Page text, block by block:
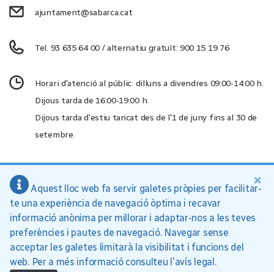
ajuntament@sabarca.cat
Tel. 93 635 64 00 / alternatiu gratuït: 900 15 19 76
Horari d'atenció al públic: dilluns a divendres 09:00-14:00 h.
Dijous tarda de 16:00-19:00 h.
Dijous tarda d'estiu tancat des de l'1 de juny fins al 30 de
setembre.
Ajuntament de Sant Andreu de la Barca, 2026
Política de privacitat
Aquest lloc web fa servir galetes pròpies per facilitar-
te una experiència de navegació òptima i recavar
informació anònima per millorar i adaptar-nos a les teves
preferències i pautes de navegació. Navegar sense
acceptar les galetes limitarà la visibilitat i funcions del
web. Per a més informació consulteu l'avís legal.
×